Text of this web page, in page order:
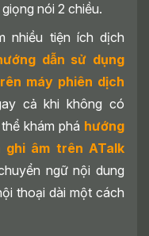
nói 2 chiều.
nhiều tiện ích dịch
dẫn sử dụng
máy phiên dịch
cả khi không có
khám phá hướng
ghi âm trên ATalk
ngữ nội dung
thoại dài một cách